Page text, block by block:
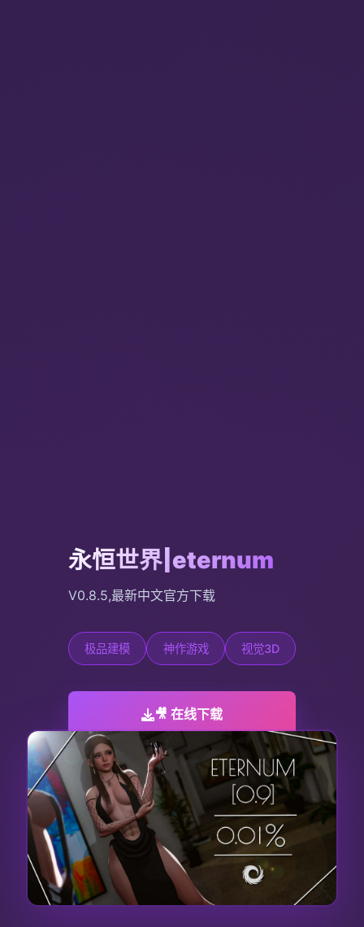
永恒世界|eternum
V0.8.5,最新中文官方下载
极品建模 神作游戏 视觉3D
🎥 在线下载